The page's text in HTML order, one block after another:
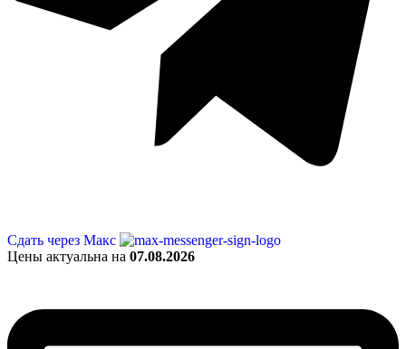
Сдать через Макс
Цены актуальна на 07.08.2026